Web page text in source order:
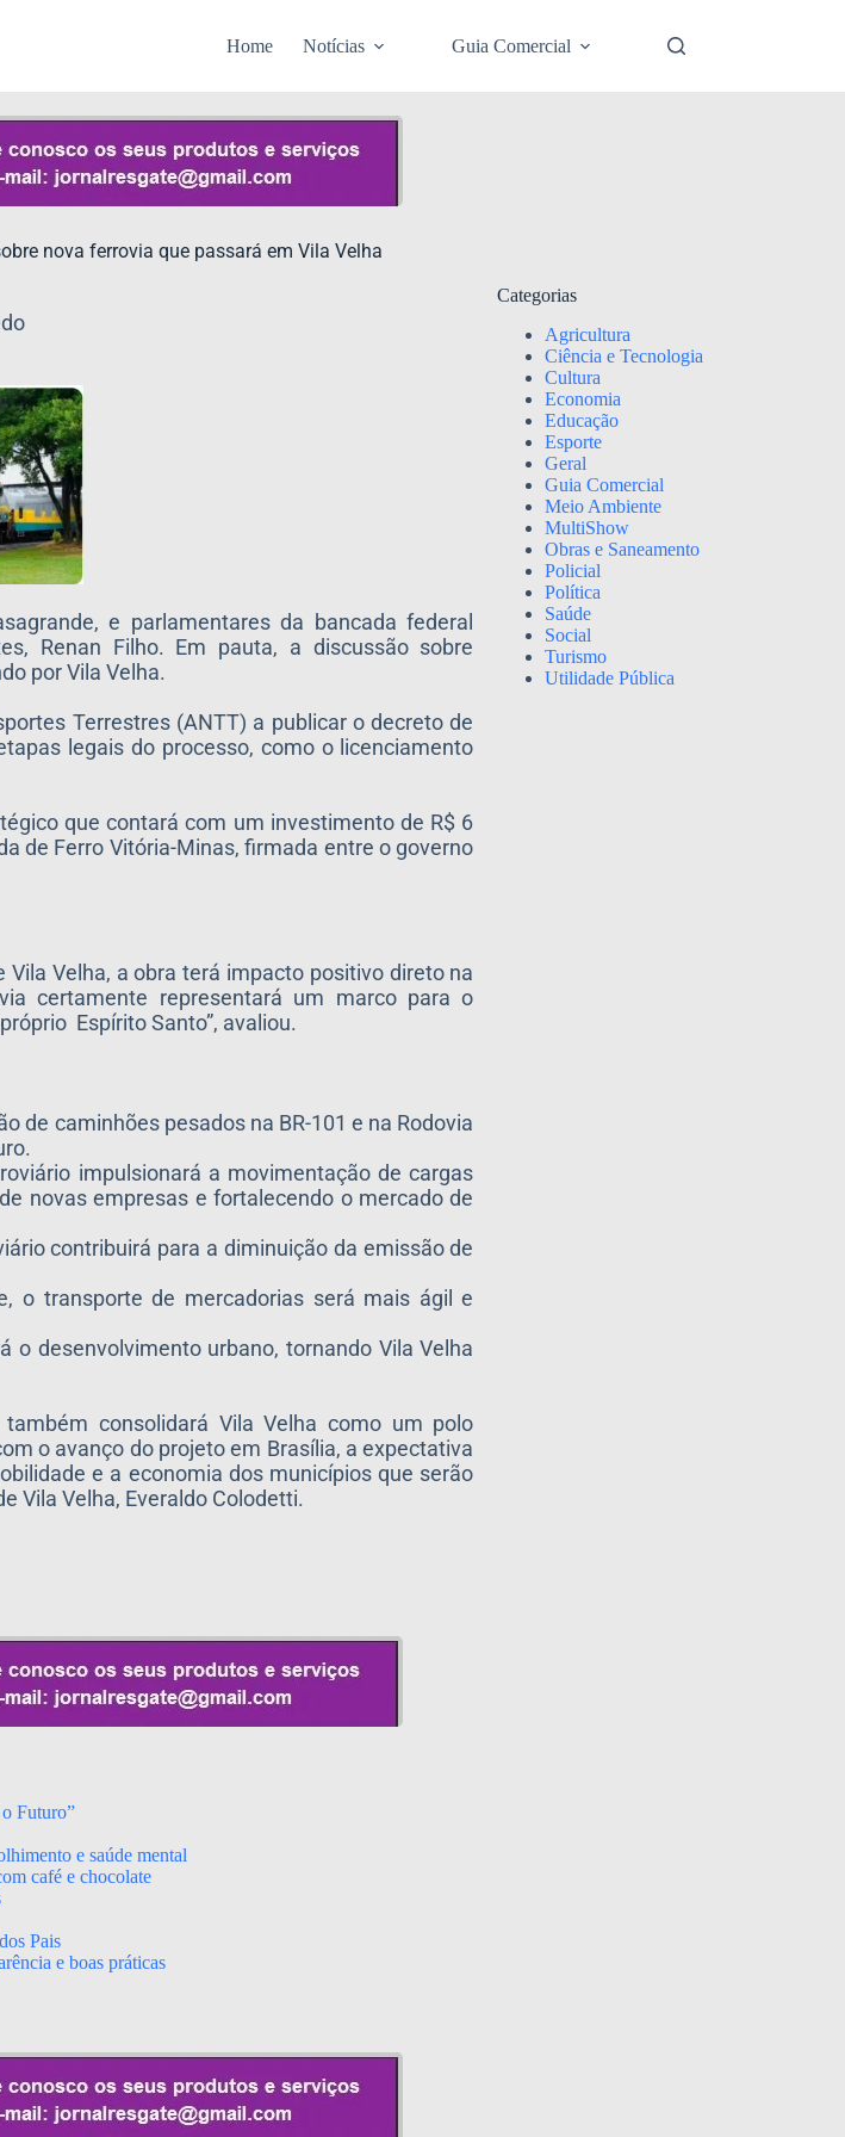
Home Notícias Guia Comercial
nova ferrovia que passará em Vila Velha
e parlamentares da bancada federal
Renan Filho. Em pauta, a discussão sobre
por Vila Velha.
Terrestres (ANTT) a publicar o decreto de
legais do processo, como o licenciamento
que contará com um investimento de R$ 6
de Ferro Vitória-Minas, firmada entre o governo
Velha, a obra terá impacto positivo direto na
certamente representará um marco para o
Espírito Santo”, avaliou.
de caminhões pesados na BR-101 e na Rodovia
impulsionará a movimentação de cargas
novas empresas e fortalecendo o mercado de
contribuirá para a diminuição da emissão de
o transporte de mercadorias será mais ágil e
desenvolvimento urbano, tornando Vila Velha
consolidará Vila Velha como um polo
o avanço do projeto em Brasília, a expectativa
e a economia dos municípios que serão
Vila Velha, Everaldo Colodetti.
Categorias
Agricultura
Ciência e Tecnologia
Cultura
Economia
Educação
Esporte
Geral
Guia Comercial
Meio Ambiente
MultiShow
Obras e Saneamento
Policial
Política
Saúde
Social
Turismo
Utilidade Pública
Futuro”
e saúde mental
café e chocolate
Pais
e boas práticas